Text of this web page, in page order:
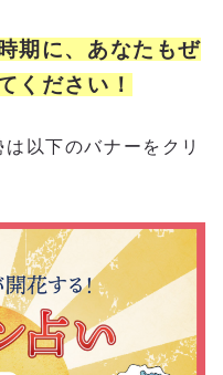
期に、あなたもぜ
ください！
以下のバナーをクリ